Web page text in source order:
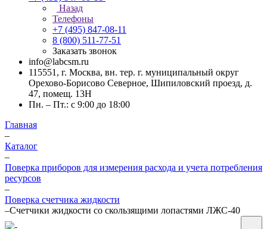
Назад
Телефоны
+7 (495) 847-08-11
8 (800) 511-77-51
Заказать звонок
info@labcsm.ru
115551, г. Москва, вн. тер. г. муниципальный округ
Орехово-Борисово Северное, Шипиловский проезд, д.
47, помещ. 13Н
Пн. – Пт.: с 9:00 до 18:00
Главная
–
Каталог
–
Поверка приборов для измерения расхода и учета потребления
ресурсов
–
Поверка счетчика жидкости
–Счетчики жидкости со скользящими лопастями ЛЖС-40